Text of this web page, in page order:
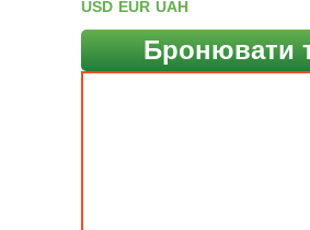
USD EUR UAH
Бронювати